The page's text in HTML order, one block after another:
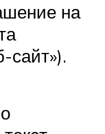
на
сайт»).